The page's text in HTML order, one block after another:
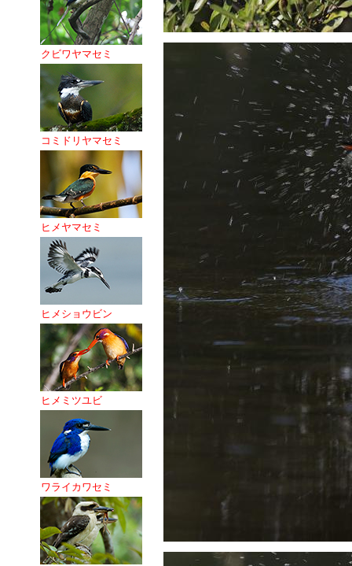
クビワヤマセミ
コミドリヤマセミ
ヒメヤマセミ
ヒメショウビン
ヒメミツユビ
ワライカワセミ